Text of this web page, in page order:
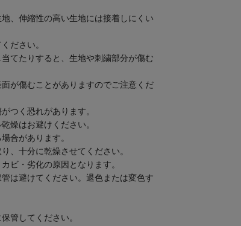
、伸縮性の高い生地には接着しにくい
ださい。
てたりすると、生地や刺繍部分が傷む
が傷むことがありますのでご注意くだ
つく恐れがあります。
燥はお避けください。
合があります。
、十分に乾燥させてください。
ビ・劣化の原因となります。
は避けてください。退色または変色す
管してください。